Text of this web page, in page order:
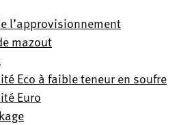
l’approvisionnement
mazout
Eco à faible teneur en soufre
Euro